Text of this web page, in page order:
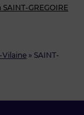
Vilaine » SAINT-
GREGOIRE